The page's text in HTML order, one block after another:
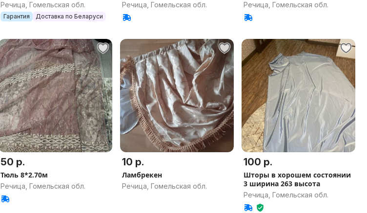
Речица, Гомельская обл.
Гарантия Доставка по Беларуси
Речица, Гомельская обл. Речица, Гомельская обл.
50 р.
Тюль 8*2.70м
Речица, Гомельская обл.
10 р.
Ламбрекен
Речица, Гомельская обл.
100 р.
Шторы в хорошем состоянии
3 ширина 263 высота
Речица, Гомельская обл.